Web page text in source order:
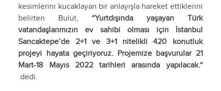
kesimlerini kucaklayan bir anlayışla hareket ettiklerini
belirten Bulut, “Yurtdışında yaşayan Türk
vatandaşlarımızın ev sahibi olması için İstanbul
Sancaktepe’de 2+1 ve 3+1 nitelikli 420 konutluk
projeyi hayata geçiriyoruz. Projemize başvurular 21
Mart-18 Mayıs 2022 tarihleri arasında yapılacak.“
dedi.